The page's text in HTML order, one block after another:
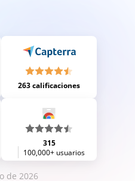
263 calificaciones
315
100,000+ usuarios
de 2026